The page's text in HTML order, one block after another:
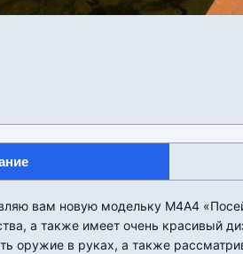
вам новую модельку М4А4
а также имеет очень красивый
оружие в руках, а также